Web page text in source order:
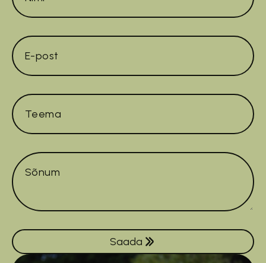
E-
post
*
Teema
Sõnum
*
Saada